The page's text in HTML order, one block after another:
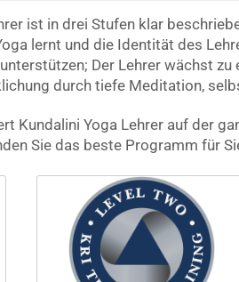
ist in drei Stufen klar
lernt und die Identität des
Der Lehrer wächst
durch tiefe Meditation,
Kundalini Yoga Lehrer auf der
Sie das beste Programm für